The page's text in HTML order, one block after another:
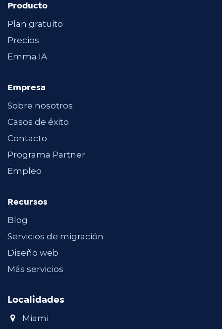
Producto
Plan gratuito
Precios
Emma IA
Empresa
Sobre nosotros
Casos de éxito
Contacto
Programa Partner
Empleo
Recursos
Blog
Servicios de migración
Diseño web
Más servicios
Localidades
Miami